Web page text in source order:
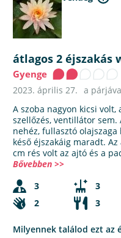
átlagos 2 éjszakás
Gyenge
2023. április 27. a
A szoba nagyon kicsi
szellőzés, ventillátor sem.
nehéz, fullasztó
késő éjszakáig maradt.
cm rés volt az ajtó és a
Bővebben >>
3
3
2
3
Milyennek találod ezt az